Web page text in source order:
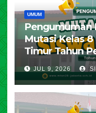
UMUM
Pengumuman
Mutasi Kelas
Timur Tahun
JUL 9, 2026